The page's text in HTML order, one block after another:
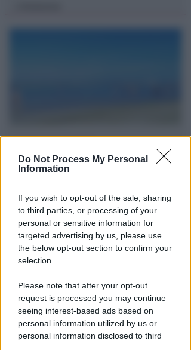
Do Not Process My Personal
Information
If you wish to opt-out of the sale, sharing
to third parties, or processing of your
personal or sensitive information for
targeted advertising by us, please use
the below opt-out section to confirm your
selection.
Please note that after your opt-out
request is processed you may continue
seeing interest-based ads based on
personal information utilized by us or
personal information disclosed to third
Meteo: per la settimana di
ferragosto poche novità
di Redazione